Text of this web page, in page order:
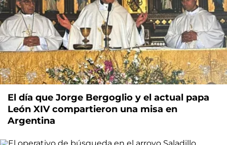
El día que Jorge Bergoglio y el actual papa
León XIV compartieron una misa en
Argentina